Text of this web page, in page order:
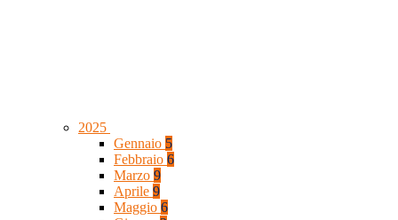
2025
Gennaio 5
Febbraio 6
Marzo 9
Aprile 9
Maggio 6